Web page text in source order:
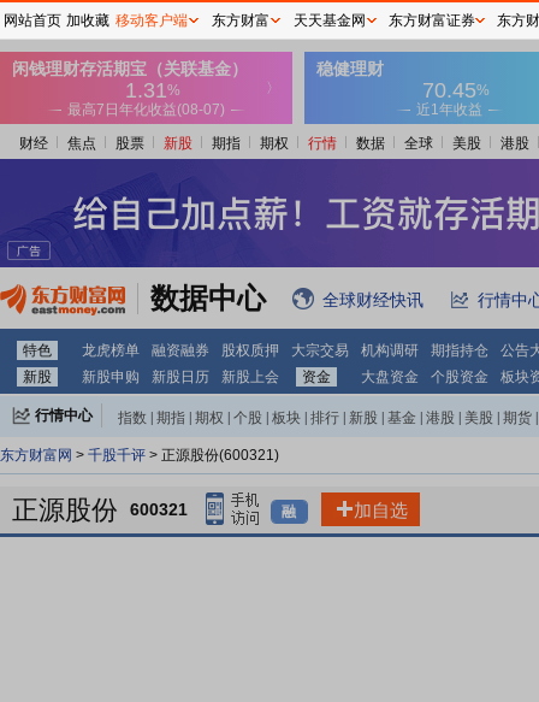
财经 焦点 股票 新股 期指 期权 行情 数据 全球 美股 港股
数据中心 全球财经快讯 行情中
特色 龙虎榜单 融资融券 股权质押 大宗交易 机构调研 期指持仓
公告
新股
新股申购 新股日历 新股上会 资金 大盘资金 个股资金 板块
行情中心 指数 期指 期权 个股 板块 排行 新股 基金 港股 美股 期货
东方财富网 > 千股千评 > 正源股份(600321)
正源股份 600321 融 加自选
网站首页 加收藏 移动客户端 东方财富 天天基金网 东方财富证券 东方